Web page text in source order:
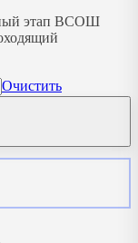
этап ВСОШ
Очистить